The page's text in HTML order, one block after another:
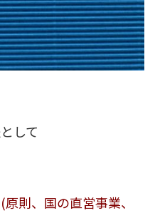
して
(原則、国の直営事業、